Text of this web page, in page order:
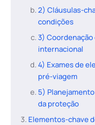
2) Cláusulas-
condições
3)
internacional
4) Exames de
pré-viagem
5)
da proteção
Elementos-chave